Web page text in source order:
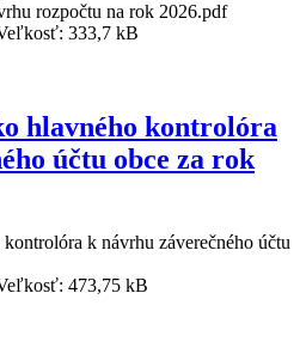
rozpočtu na rok 2026.pdf
333,7 kB
hlavného kontrolóra
účtu obce za rok
k návrhu záverečného účtu
473,75 kB